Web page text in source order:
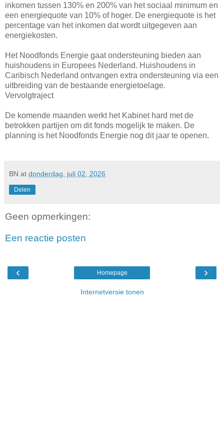
inkomen tussen 130% en 200% van het sociaal minimum en
een energiequote van 10% of hoger. De energiequote is het
percentage van het inkomen dat wordt uitgegeven aan
energiekosten.
Het Noodfonds Energie gaat ondersteuning bieden aan
huishoudens in Europees Nederland. Huishoudens in
Caribisch Nederland ontvangen extra ondersteuning via een
uitbreiding van de bestaande energietoelage.
Vervolgtraject
De komende maanden werkt het Kabinet hard met de
betrokken partijen om dit fonds mogelijk te maken. De
planning is het Noodfonds Energie nog dit jaar te openen.
BN at donderdag, juli 02, 2026
Delen
Geen opmerkingen:
Een reactie posten
‹ ›
Homepage
Internetversie tonen